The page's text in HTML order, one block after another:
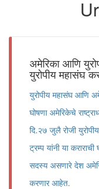
अमेरिका आणि
युरोपीय महासंघ
युरोपीय महासंघ आणि
घोषणा अमेरिकेचे
दि.२७ जुलै रोजी
ट्रम्प यांनी या
सदस्य असणारे देश
करणार आहेत.